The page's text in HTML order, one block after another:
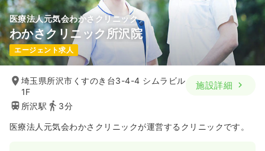
医療法人元気会わかさクリニック
わかさクリニック所沢院
エージェント求人
埼玉県所沢市くすのき台3-4-4 シムラビル
1F
所沢駅
3分
施設詳細
医療法人元気会わかさクリニックが運営するクリニックです。